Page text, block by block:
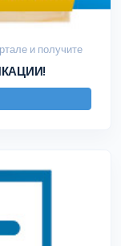
и получите